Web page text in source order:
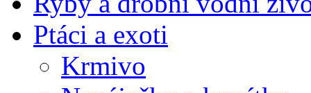
Ptáci a exoti
Krmivo